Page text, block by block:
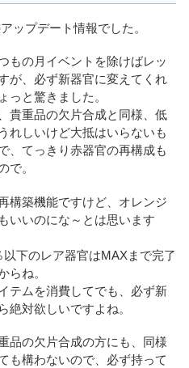
ップデート情報でした。
もの月イベントを除けばレッ
が、必ず新器官に変えてくれ
っと驚きました。
貴重品の欠片合成と同様、低
れしいけど大抵はいらないも
、てっきり赤器官の再構成も
で。
構築機能ですけど、オレンジ
いいのにな～とは思います
下のレア器官はMAXまで完了
らね。
テムを消費してでも、必ず新
絶対欲しいですよね。
品の欠片合成の方にも、同様
も構わないので、必ず持って